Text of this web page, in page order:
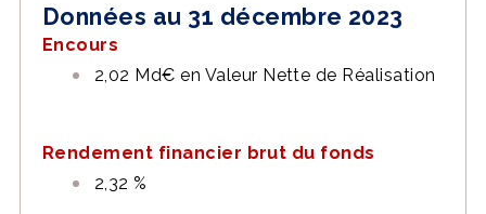
Données au 31 décembre 2023
Encours
2,02 Md€ en Valeur Nette de Réalisation
Rendement financier brut du fonds
2,32 %